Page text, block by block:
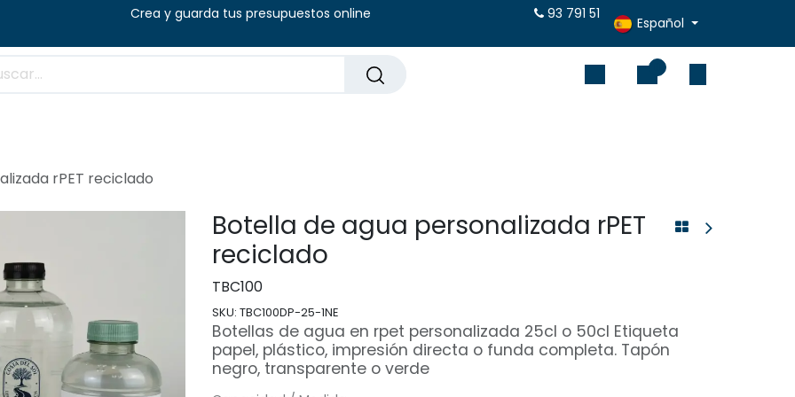
- 14:00 (V) Crea y guarda tus presupuestos online
93 791 51
Español
rPET reciclado
Botella de agua personalizada rPET
reciclado
TBC100
SKU: TBC100DP-25-1NE
Botellas de agua en rpet personalizada 25cl o 50cl Etiqueta
papel, plástico, impresión directa o funda completa. Tapón
negro, transparente o verde